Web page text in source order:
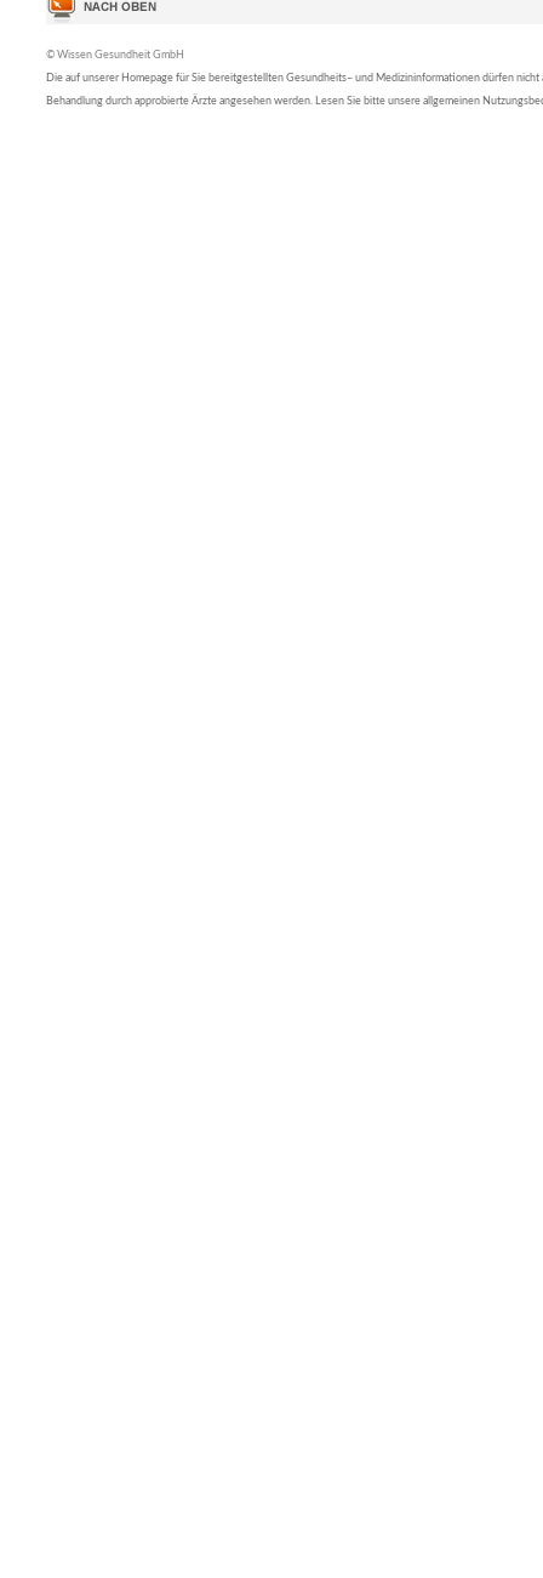
© Wissen Gesundheit GmbH
Die auf unserer Homepage für Sie bereitgestellten Gesundheits– und Medizininformationen dürfen nicht
Behandlung durch approbierte Ärzte angesehen werden. Lesen Sie bitte unsere allgemeinen